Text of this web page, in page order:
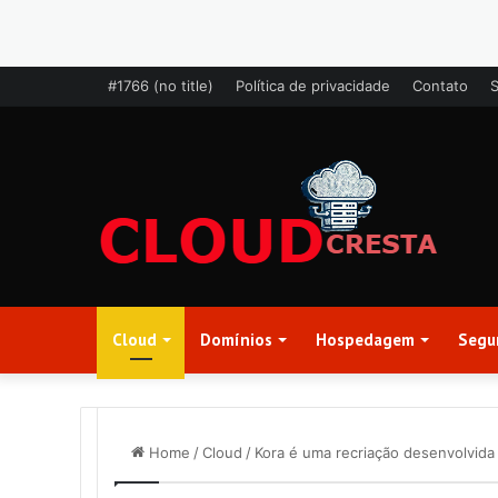
#1766 (no title) Política de privacidade Contato
Cloud Domínios Hospedagem
Home /Cloud / Kora é uma recriação